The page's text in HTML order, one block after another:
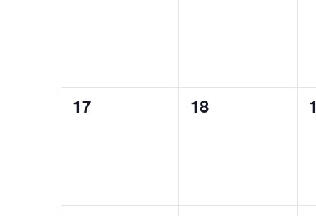
0
17
0
18
0